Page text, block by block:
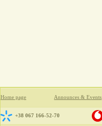
Home page Announces & Events
+38 067 166-52-70